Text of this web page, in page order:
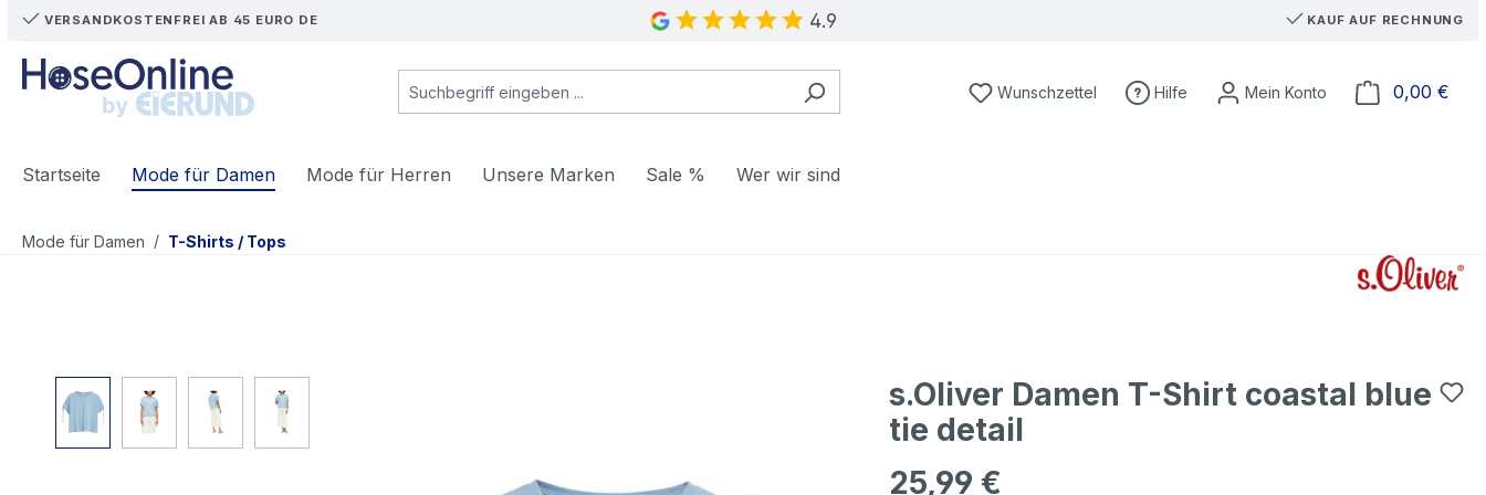
Hauptinhalt springen
Zur Suche springen
Zur Hauptnavigation springen
VERSANDKOSTENFREI AB 45 EURO DE 4.9 KAUF AUF RECHNUNG
Du hast 0 Produkte auf dem Merkzettel
Wunschzettel Hilfe 0,00 €
Startseite Mode für Damen Mode für Herren Unsere Marken Sale % Wer wir sind
Mode für Damen / T-Shirts / Tops
Bildergalerie überspringen
s.Oliver Damen T-Shirt coastal blue
tie detail
Regulärer Preis:
25,99 €